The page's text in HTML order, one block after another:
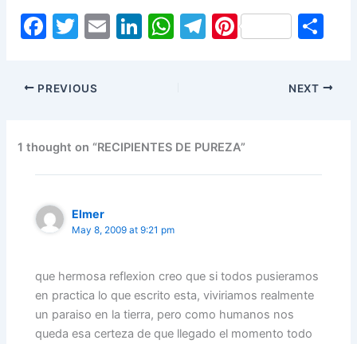
F
c
e
o
o
k
T
itt
er
E
Li
n
W
p
p
T
m
Pi
ar
PREVIOUS NEXT
1 thought on “RECIPIENTES DE PUREZA”
Elmer
May 8, 2009 at 9:21 pm
que hermosa reflexion creo que si todos pusieramos
en practica lo que escrito esta, viviriamos realmente
un paraiso en la tierra, pero como humanos nos
queda esa certeza de que llegado el momento todo